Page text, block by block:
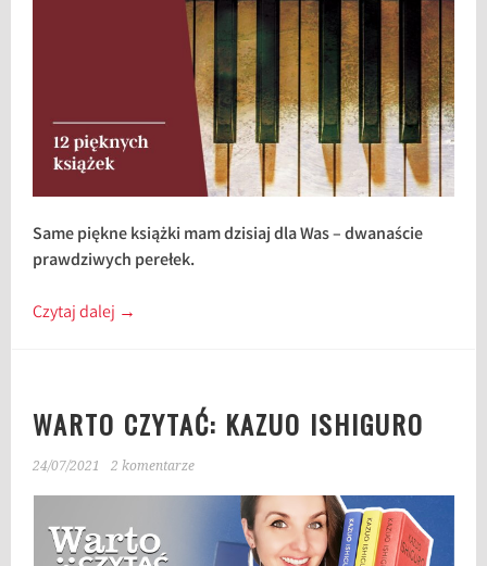
Same piękne książki mam dzisiaj dla Was – dwanaście
prawdziwych perełek.
Czytaj dalej →
WARTO CZYTAĆ: KAZUO ISHIGURO
24/07/2021 2 komentarze